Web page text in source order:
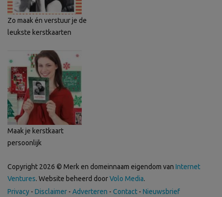
Zo maak én verstuur je de
leukste kerstkaarten
Maak je kerstkaart
persoonlijk
Copyright 2026 © Merk en domeinnaam eigendom van Internet
Ventures. Website beheerd doorVolo Media.
Privacy - Disclaimer - Adverteren - Contact - Nieuwsbrief